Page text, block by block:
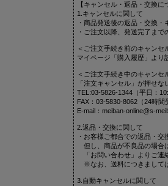
【キャンセル・返品・交換に
1.キャンセルに関して
・商品発送後の返品・交換
・ご注文以降、発送完了ま
＜ご注文手続き前のキャンセ
マイページ「購入履歴」より
＜ご注文手続き中のキャンセ
「注文キャンセル」が押せ
TEL:03-5826-1344（平日：
FAX：03-5830-8062（24時間
E-mail：meiban-online@s-
2.返品・交換に関して
・お客様ご都合での返品・
但し、商品が不良品の場合
「お問い合わせ」よりご連
※なお、送料につきまして
3.自動キャンセルに関して